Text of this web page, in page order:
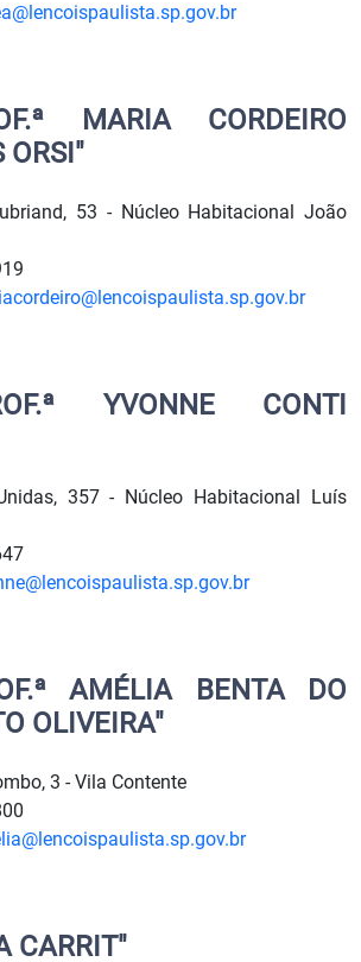
MARIA CORDEIRO
ORSI"
53 - Núcleo Habitacional João
YVONNE CONTI
357 - Núcleo Habitacional Luís
AMÉLIA BENTA DO
OLIVEIRA"
3 - Vila Contente
CARRIT"